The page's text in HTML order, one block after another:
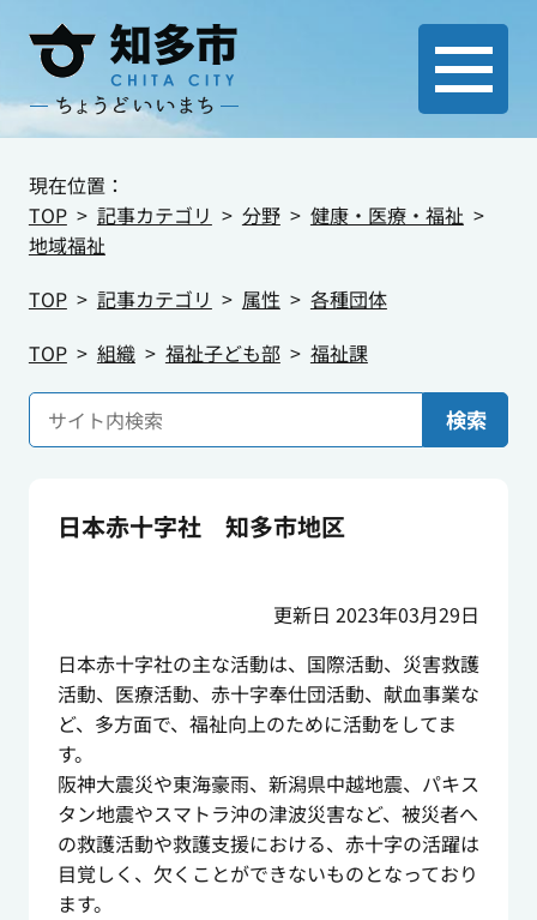
現在位置：
TOP
記事カテゴリ 分野
健康・医療・福祉
地域福祉
TOP
記事カテゴリ 属性
各種団体
TOP
組織 福祉子ども部 福祉課
検索
日本赤十字社 知多市地区
更新日 2023年03月29日
日本赤十字社の主な活動は、国際活動、災害救護
活動、医療活動、赤十字奉仕団活動、献血事業な
ど、多方面で、福祉向上のために活動をしてま
す。
阪神大震災や東海豪雨、新潟県中越地震、パキス
タン地震やスマトラ沖の津波災害など、被災者へ
の救護活動や救護支援における、赤十字の活躍は
目覚しく、欠くことができないものとなっており
ます。